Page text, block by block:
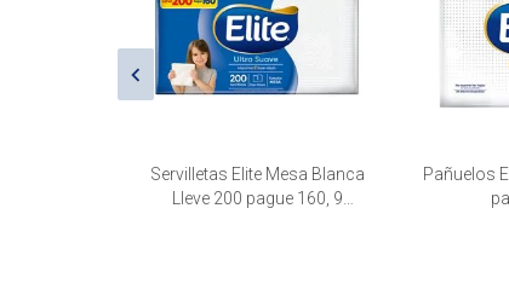
Servilletas Elite Mesa Blanca
Lleve 200 pague 160, 9
Pañuelos